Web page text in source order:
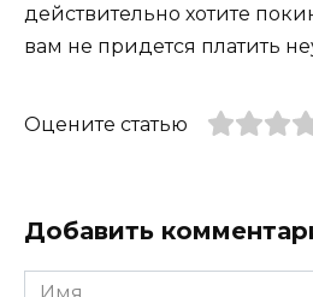
действительно хотите
вам не придется платить
Оцените статью
Добавить
Имя